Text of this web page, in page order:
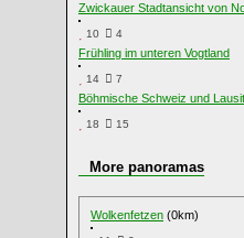
Zwickauer Stadtansicht von
10 4
Frühling im unteren Vogtland
14 7
Böhmische Schweiz und
18 15
More panoramas
Wolkenfetzen (0km)